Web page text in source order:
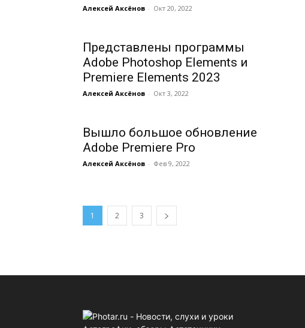
Алексей Аксёнов - Окт 20, 2022
Представлены программы
Adobe Photoshop Elements и
Premiere Elements 2023
Алексей Аксёнов - Окт 3, 2022
Вышло большое обновление
Adobe Premiere Pro
Алексей Аксёнов - Фев 9, 2022
1 2 3